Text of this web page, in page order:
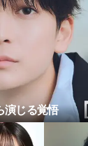
演じる覚悟